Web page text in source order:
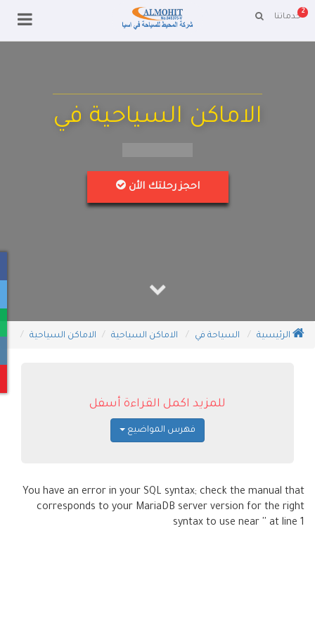
خدماتنا
2
الاماكن السياحية في
احجز رحلتك الأن
الرئيسية السياحة في الاماكن السياحية الاماكن السياحية
للمزيد اكمل القراءة أسفل
فهرس المواضيع
You have an error in your SQL syntax; check the manual that
corresponds to your MariaDB server version for the right
syntax to use near '' at line 1